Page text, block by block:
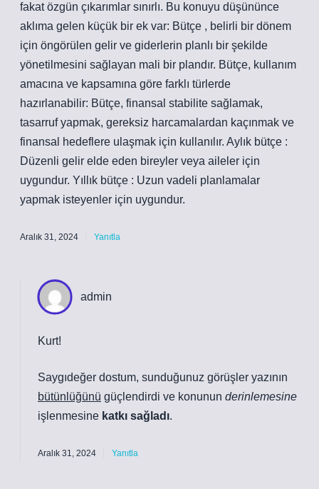
fakat özgün çıkarımlar sınırlı. Bu konuyu düşününce
aklıma gelen küçük bir ek var: Bütçe , belirli bir dönem
için öngörülen gelir ve giderlerin planlı bir şekilde
yönetilmesini sağlayan mali bir plandır. Bütçe, kullanım
amacına ve kapsamına göre farklı türlerde
hazırlanabilir: Bütçe, finansal stabilite sağlamak,
tasarruf yapmak, gereksiz harcamalardan kaçınmak ve
finansal hedeflere ulaşmak için kullanılır. Aylık bütçe :
Düzenli gelir elde eden bireyler veya aileler için
uygundur. Yıllık bütçe : Uzun vadeli planlamalar
yapmak isteyenler için uygundur.
Aralık 31, 2024 Yanıtla
admin
Kurt!
Saygıdeğer dostum, sunduğunuz görüşler yazının
bütünlüğünü güçlendirdi ve konunun derinlemesine
işlenmesine katkı sağladı.
Aralık 31, 2024 Yanıtla